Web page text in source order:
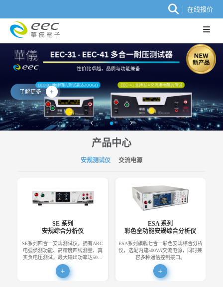
在线报价
了解更多
产品中心
安规测试仪 交流电源
SE 系列
安规综合分析仪
SE系列四合一安规测试仪，拥有ARC
电弧侦测功能、高精度四线测量、真
实负电压测试，最大输出功率达50…
ESA 系列
彩色全功能安规综合分析仪
ESA系列旗舰七合一彩色安规综合分析
仪，选配内建500VA交流电源，同时兼
容多种通信控制接口。